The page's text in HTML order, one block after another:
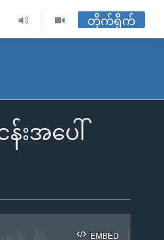
တိုက်ရိုက်
အပေါ်
EMBED